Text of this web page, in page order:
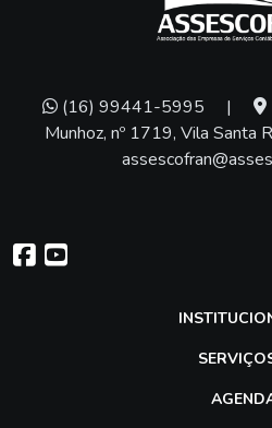
(16) 99441-5995 |
Munhoz, nº 1719, Vila Santa